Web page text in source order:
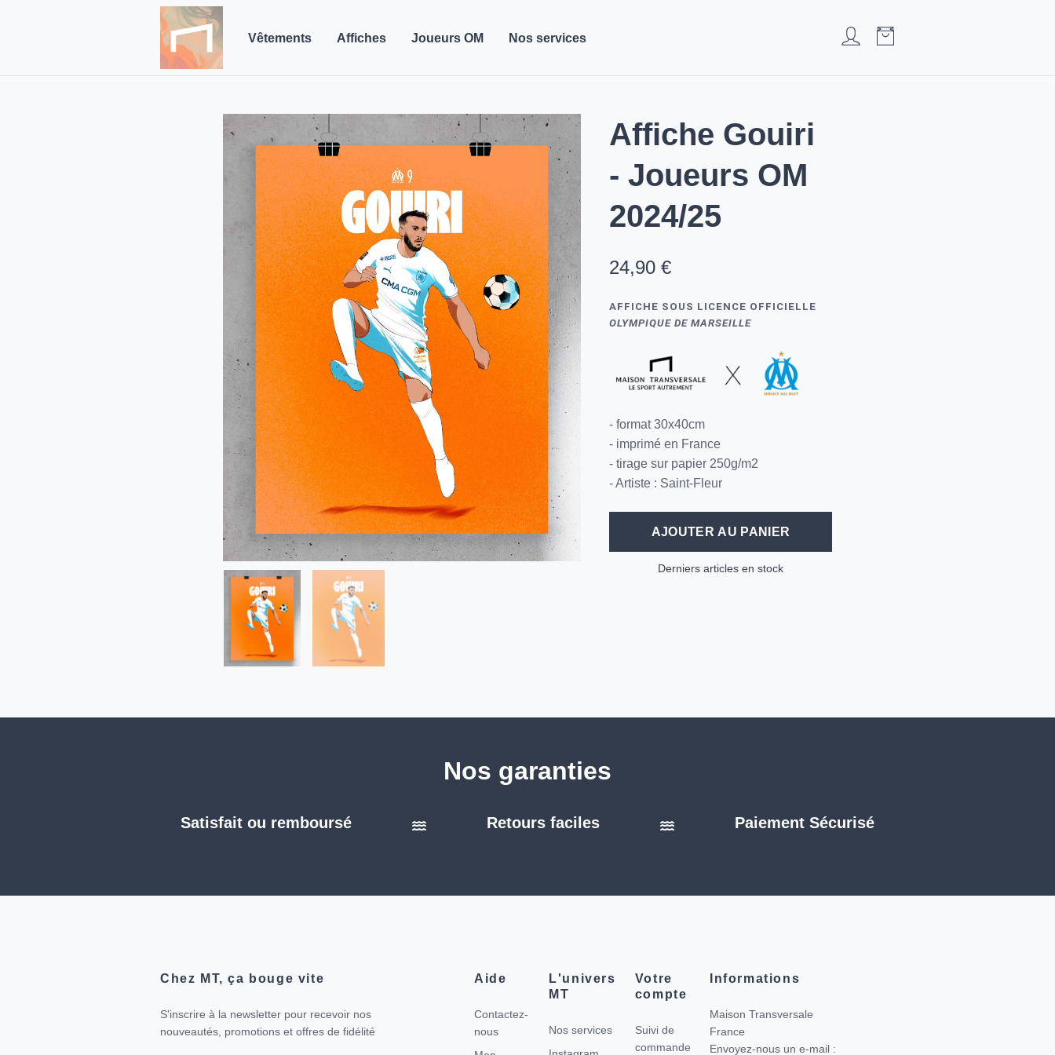
Vêtements Affiches Joueurs OM Nos services
Affiche Gouiri
- Joueurs OM
2024/25
24,90 €
AFFICHE SOUS LICENCE OFFICIELLE
OLYMPIQUE DE MARSEILLE
- format 30x40cm
- imprimé en France
- tirage sur papier 250g/m2
- Artiste : Saint-Fleur
AJOUTER AU PANIER
Derniers articles en stock
Nos garanties
Satisfait ou remboursé Retours faciles Paiement Sécurisé
Chez MT, ça bouge vite
S'inscrire à la newsletter pour recevoir nos
nouveautés, promotions et offres de fidélité
Aide
Contactez-
nous
L'univers
MT
Nos services
Votre
compte
Suivi de
commande
Informations
Maison Transversale
France
Envoyez-nous un e-mail :